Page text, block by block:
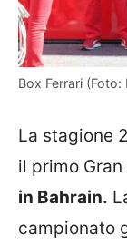
Box Ferrari (Foto:
La stagione
il primo
in Bahrain.
campionato